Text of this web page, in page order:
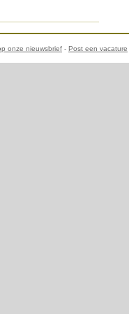
onze nieuwsbrief - Post een vacature